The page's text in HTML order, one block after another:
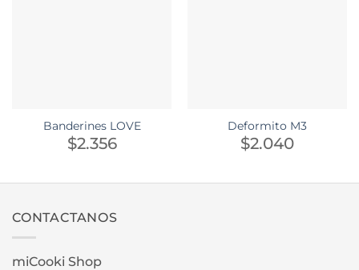
Banderines LOVE
$2.356
Deformito M3
$2.040
CONTACTANOS
miCooki Shop